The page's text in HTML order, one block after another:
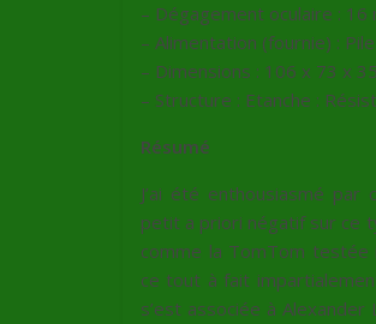
– Dégagement oculaire : 16
– Alimentation (fournie) :
– Dimensions : 106 x 73 x
– Structure : Etanche :
Résumé
J’ai été enthousiasmé
petit a priori négatif sur ce
comme la TomTom testée
ce tout à fait
s’est associée à